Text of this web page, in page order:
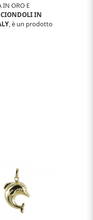
IN ORO E
CIONDOLI IN
, è un prodotto